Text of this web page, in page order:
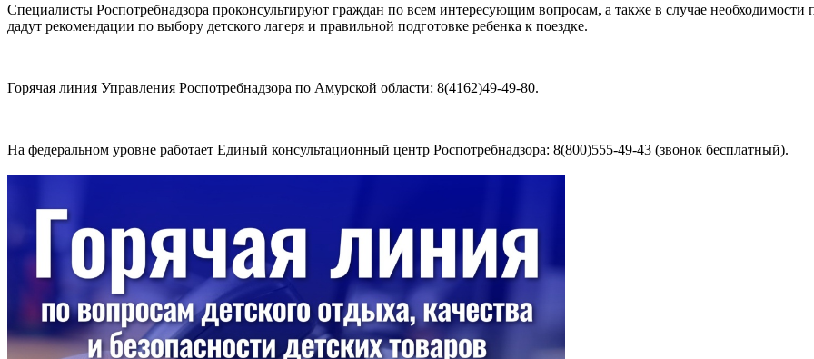
Специалисты Роспотребнадзора проконсультируют граждан по всем интересующим вопросам, а также в случае
дадут рекомендации по выбору детского лагеря и правильной подготовке ребенка к поездке.
Горячая линия Управления Роспотребнадзора по Амурской области: 8(4162)49-49-80.
На федеральном уровне работает Единый консультационный центр Роспотребнадзора: 8(800)555-49-43 (звонок бесплатный).